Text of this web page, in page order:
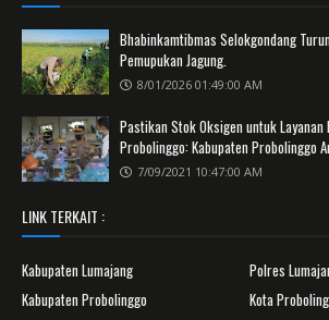
Bhabinkamtibmas Selokgondang
Pemupukan Jagung.
8/01/2026 01:49:00 AM
Pastikan Stok Oksigen untuk Layanan
Probolinggo: Kabupaten Probolinggo
7/09/2021 10:47:00 AM
LINK TERKAIT :
Kabupaten Lumajang
Polres
Kabupaten Probolinggo
Kota